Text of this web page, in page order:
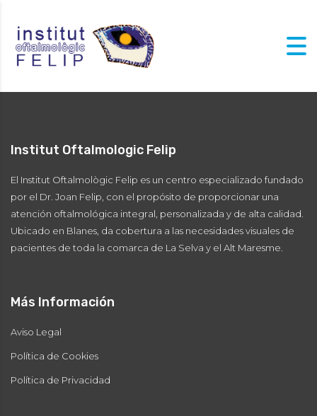
Institut Oftalmologic Felip
El Institut Oftalmològic Felip es un centro especializado fundado
por el Dr. Joan Felip, con el propósito de proporcionar una
atención oftalmológica integral, personalizada y de alta calidad.
Ubicado en Blanes, da cobertura a las necesidades visuales de
pacientes de toda la comarca de La Selva y el Alt Maresme.
Más Información
Aviso Legal
Política de Cookies
Política de Privacidad